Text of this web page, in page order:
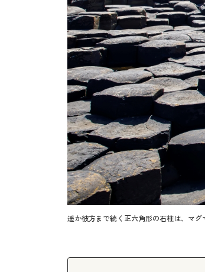
遥か彼方まで続く正六角形の石柱は、マ